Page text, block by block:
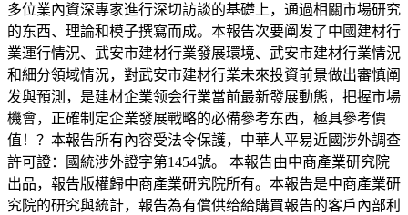
多位業內資深專家進行深切訪談的基礎上，通過相關市場研究
的东西、理論和模子撰寫而成。本報告次要阐发了中國建材行
業運行情況、武安市建材行業發展環境、武安市建材行業情況
和細分領域情況，對武安市建材行業未來投資前景做出審慎阐
发與預測，是建材企業领会行業當前最新發展動態，把握市場
機會，正確制定企業發展戰略的必備參考东西，極具參考價
值！？本報告所有內容受法令保護，中華人平易近國涉外調查
許可證：國統涉外證字第1454號。 本報告由中商產業研究院
出品，報告版權歸中商產業研究院所有。本報告是中商產業研
究院的研究與統計，報告為有償供给給購買報告的客戶內部利